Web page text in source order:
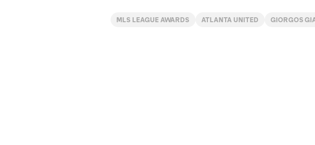
MLS LEAGUE AWARDS ATLANTA UNITED GIORGOS